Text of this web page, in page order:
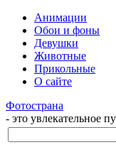
Анимации
Обои и фоны
Девушки
Животные
Прикольные
О сайте
Фотострана
- это увлекательное